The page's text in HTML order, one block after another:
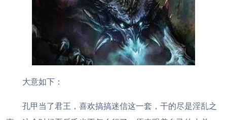
大意如下：
孔甲当了君王，喜欢搞搞迷信这一套，干的尽是淫乱之